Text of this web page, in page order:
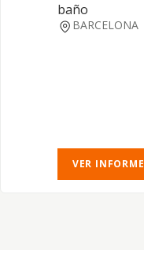
baño
BARCELONA
VER INFORME